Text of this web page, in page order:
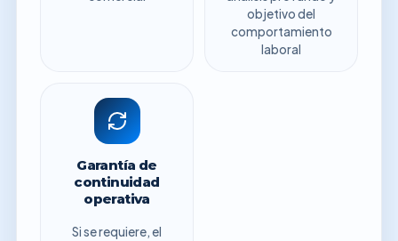
objetivo del
comportamiento
laboral
Garantía de
continuidad
operativa
Si se requiere, el